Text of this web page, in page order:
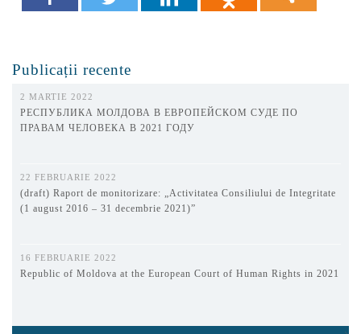
Publicații recente
2 MARTIE 2022
РЕСПУБЛИКА МОЛДОВА В ЕВРОПЕЙСКОМ СУДЕ ПО
ПРАВАМ ЧЕЛОВЕКА В 2021 ГОДУ
22 FEBRUARIE 2022
(draft) Raport de monitorizare: „Activitatea Consiliului de Integritate
(1 august 2016 – 31 decembrie 2021)”
16 FEBRUARIE 2022
Republic of Moldova at the European Court of Human Rights in 2021